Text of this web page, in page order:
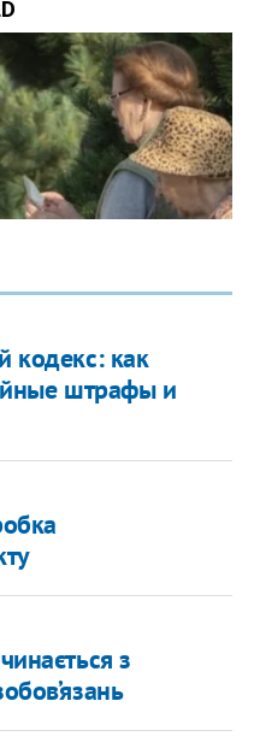
кодекс: как
штрафы и
з